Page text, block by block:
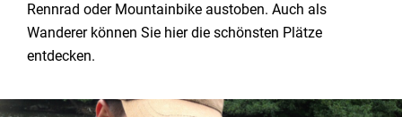
Rennrad oder Mountainbike austoben. Auch als
Wanderer können Sie hier die schönsten Plätze
entdecken.